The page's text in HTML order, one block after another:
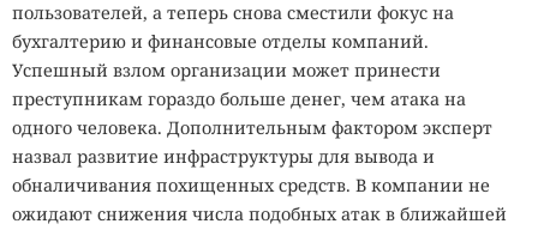
пользователей, а теперь снова сместили фокус на
бухгалтерию и финансовые отделы компаний.
Успешный взлом организации может принести
преступникам гораздо больше денег, чем атака на
одного человека. Дополнительным фактором эксперт
назвал развитие инфраструктуры для вывода и
обналичивания похищенных средств. В компании не
ожидают снижения числа подобных атак в ближайшей